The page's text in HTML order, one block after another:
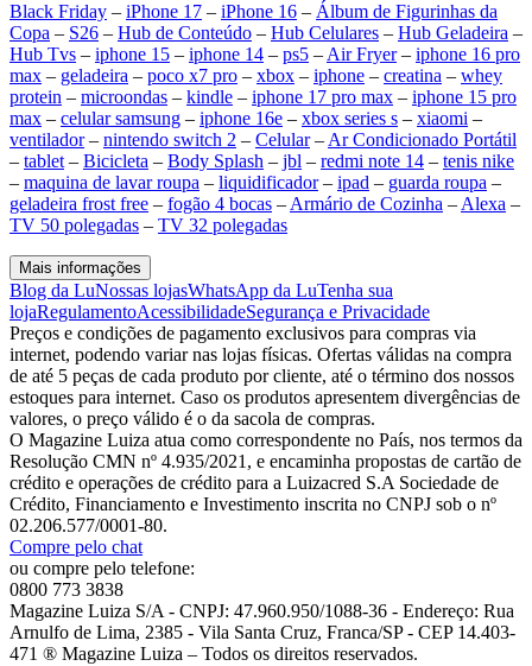
Black Friday – iPhone 17 – iPhone 16 – Álbum de Figurinhas da
Copa – S26 – Hub de Conteúdo – Hub Celulares – Hub Geladeira –
Hub Tvs – iphone 15 – iphone 14 – ps5 – Air Fryer– iphone 16 pro
max – geladeira – poco x7 pro – xbox – iphone – creatina – whey
protein – microondas – kindle – iphone 17 pro max – iphone 15 pro
max – celular samsung – iphone 16e – xbox series s – xiaomi –
ventilador– nintendo switch 2 – Celular– Ar Condicionado Portátil
– tablet – Bicicleta – Body Splash – jbl – redmi note 14 – tenis nike
– maquina de lavar roupa – liquidificador– ipad – guarda roupa –
geladeira frost free – fogão 4 bocas – Armário de Cozinha – Alexa –
TV 50 polegadas – TV 32 polegadas
Mais informações
Blog da LuNossas lojasWhatsApp da LuTenha sua
lojaRegulamentoAcessibilidadeSegurança e Privacidade
Preços e condições de pagamento exclusivos para compras via
internet, podendo variar nas lojas físicas. Ofertas válidas na compra
de até 5 peças de cada produto por cliente, até o término dos nossos
estoques para internet. Caso os produtos apresentem divergências de
valores, o preço válido é o da sacola de compras.
O Magazine Luiza atua como correspondente no País, nos termos da
Resolução CMN nº 4.935/2021, e encaminha propostas de cartão de
crédito e operações de crédito para a Luizacred S.A Sociedade de
Crédito, Financiamento e Investimento inscrita no CNPJ sob o nº
02.206.577/0001-80.
Compre pelo chat
ou compre pelo telefone:
0800 773 3838
Magazine Luiza S/A - CNPJ: 47.960.950/1088-36 - Endereço: Rua
Arnulfo de Lima, 2385 - Vila Santa Cruz, Franca/SP - CEP 14.403-
471 ® Magazine Luiza – Todos os direitos reservados.